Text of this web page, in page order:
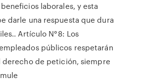
laborales, y esta
darle una respuesta que dura
Artículo N°8: Los
públicos respetarán
de petición, siempre